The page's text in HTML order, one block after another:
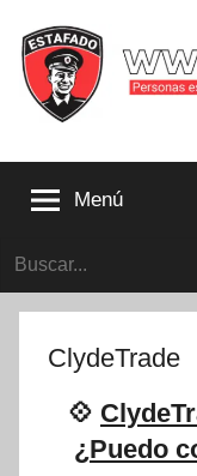
contenido
que
compartir
su
internet
Estafado.com
Menú
Buscar:
ClydeTrade
💠
¿Puedo